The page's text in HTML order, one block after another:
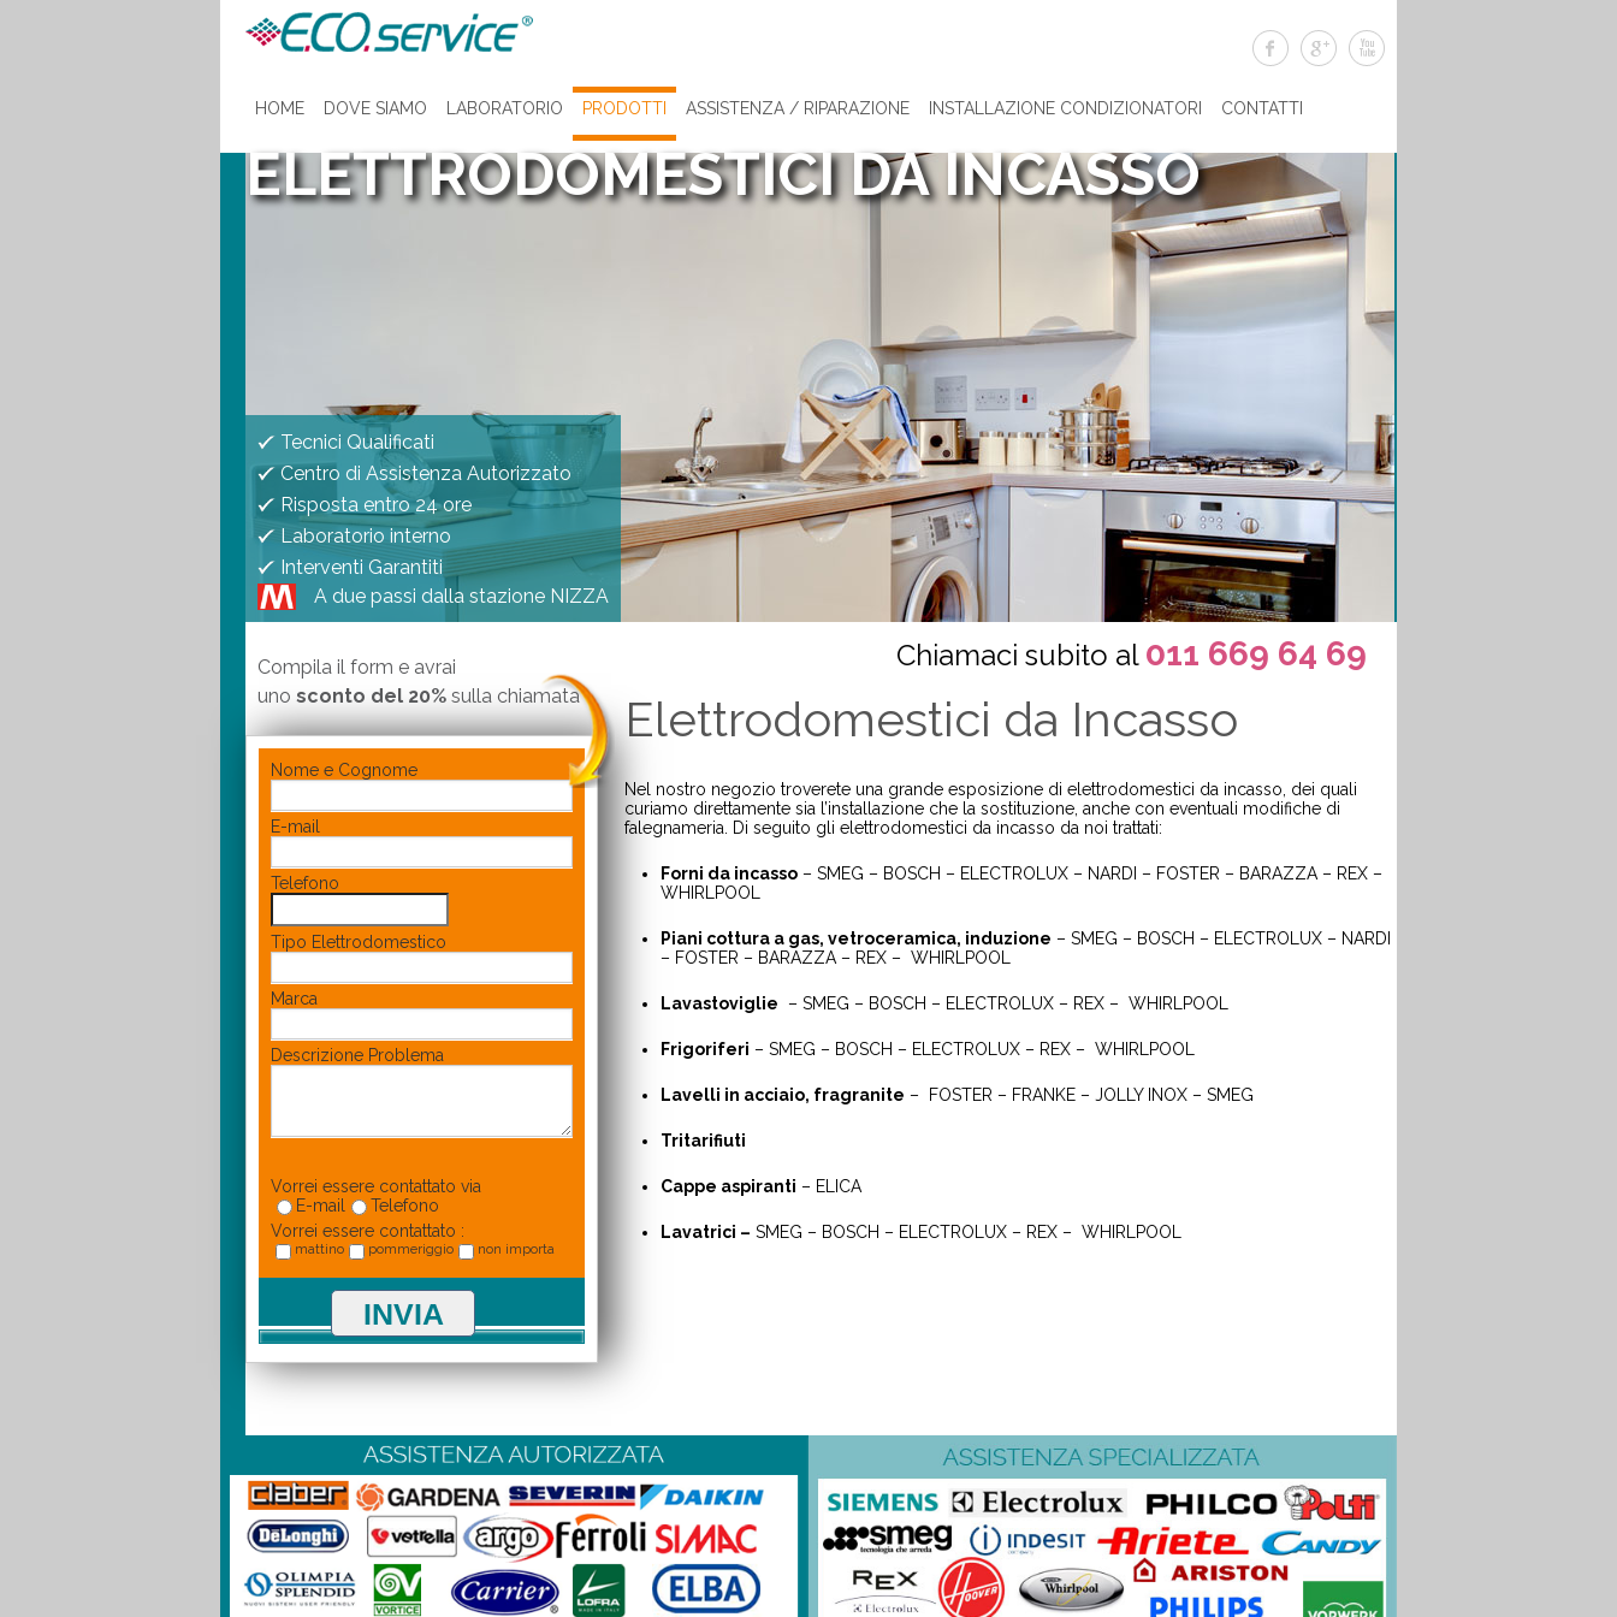
HOME DOVE SIAMO LABORATORIO PRODOTTI ASSISTENZA / RIPARAZIONE INSTALLAZIONE CONDIZIONATORI CONTATTI
ELETTRODOMESTICI DA INCASSO
Tecnici Qualificati
Centro di Assistenza Autorizzato
Risposta entro 24 ore
Laboratorio interno
Interventi Garantiti
A due passi dalla stazione NIZZA
Chiamaci subito al 011 669 64 69
Elettrodomestici da Incasso
Nel nostro negozio troverete una grande esposizione di elettrodomestici da incasso, dei quali
curiamo direttamente sia l’installazione che la sostituzione, anche con eventuali modifiche di
falegnameria. Di seguito gli elettrodomestici da incasso da noi trattati:
Forni da incasso – SMEG – BOSCH – ELECTROLUX – NARDI – FOSTER – BARAZZA – REX –
WHIRLPOOL
Piani cottura a gas, vetroceramica, induzione – SMEG – BOSCH – ELECTROLUX – NARDI
– FOSTER – BARAZZA – REX – WHIRLPOOL
Lavastoviglie – SMEG – BOSCH – ELECTROLUX – REX – WHIRLPOOL
Frigoriferi – SMEG – BOSCH – ELECTROLUX – REX – WHIRLPOOL
Lavelli in acciaio, fragranite – FOSTER – FRANKE – JOLLY INOX – SMEG
Tritarifiuti
Cappe aspiranti – ELICA
Lavatrici – SMEG – BOSCH – ELECTROLUX – REX – WHIRLPOOL
Compila il form e avrai
uno sconto del 20% sulla chiamata
Nome e Cognome
E-mail
Telefono
Tipo Elettrodomestico
Marca
Descrizione Problema
Vorrei essere contattato via
E-mail
Telefono
Vorrei essere contattato :
mattino pommeriggio non importa